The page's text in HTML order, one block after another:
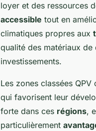
loyer et des ressources
accessible tout en
climatiques propres aux
qualité des matériaux
investissements.
Les zones classées
qui favorisent leur
forte dans ces régions,
particulièrement